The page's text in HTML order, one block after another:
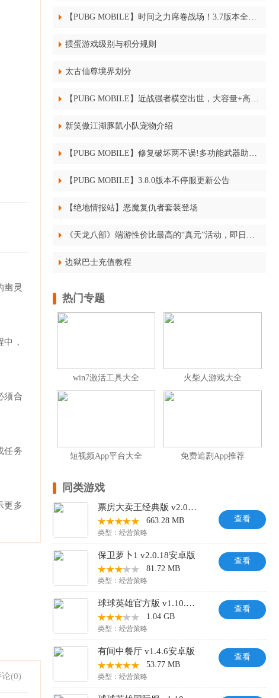
幽灵
，
须合
任务
更多
论(0)
【PUBG MOBILE】时间之力席卷战场！3.7版本全新主题关卡介绍！
掼蛋游戏级别与积分规则
太古仙尊境界划分
【PUBG MOBILE】近战强者横空出世，大容量+高射速，双持MP7玩法攻略
新笑傲江湖豚鼠小队宠物介绍
【PUBG MOBILE】修复破坏两不误!多功能武器助你驰骋战场,“焊”卫食鸡荣耀
【PUBG MOBILE】3.8.0版本不停服更新公告
【绝地情报站】恶魔复仇者套装登场
《天龙八部》端游性价比最高的“真元”活动，即日上线，橙色真元，橙元铸金符不容错过！
边狱巴士充值教程
热门专题
win7激活工具大全 火柴人游戏大全
短视频App平台大全 免费追剧App推荐
同类游戏
票房大卖王经典版 v2.0.51安卓版
663.28 MB
类型： 经营策略
查看
保卫萝卜1 v2.0.18安卓版
81.72 MB
类型： 经营策略
查看
球球英雄官方版 v1.10.24安卓版
1.04 GB
类型： 经营策略
查看
有间中餐厅 v1.4.6安卓版
53.77 MB
类型： 经营策略
查看